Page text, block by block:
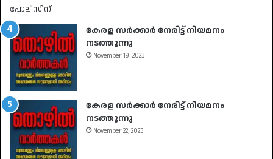
കേരള സർക്കാർ നേരിട്ട് നിയമനം
നടത്തുന്നു
November 19, 2023
കേരള സർക്കാർ നേരിട്ട് നിയമനം
നടത്തുന്നു
November 22, 2023